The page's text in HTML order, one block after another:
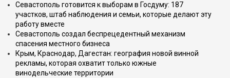
Севастополь готовится к выборам в Госдуму: 187
участков, штаб наблюдения и семьи, которые делают эту
работу вместе
Севастополь создал беспрецедентный механизм
спасения местного бизнеса
Крым, Краснодар, Дагестан: география новой винной
рекламы, которая охватит только южные
винодельческие территории